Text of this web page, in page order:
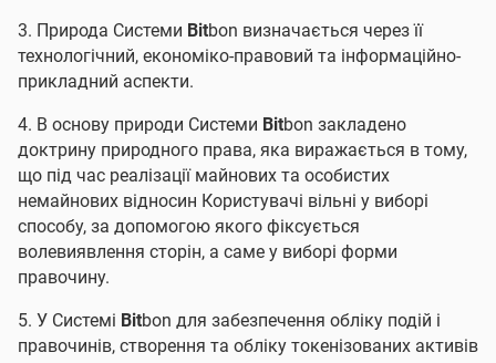
3. Природа Системи Bitbon визначається через її
технологічний, економіко-правовий та інформаційно-
прикладний аспекти.
4. В основу природи Системи Bitbon закладено
доктрину природного права, яка виражається в тому,
що під час реалізації майнових та особистих
немайнових відносин Користувачі вільні у виборі
способу, за допомогою якого фіксується
волевиявлення сторін, а саме у виборі форми
правочину.
5. У Системі Bitbon для забезпечення обліку подій і
правочинів, створення та обліку токенізованих активів